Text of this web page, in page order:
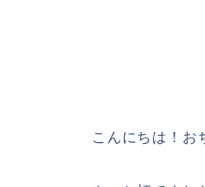
こんにちは！お